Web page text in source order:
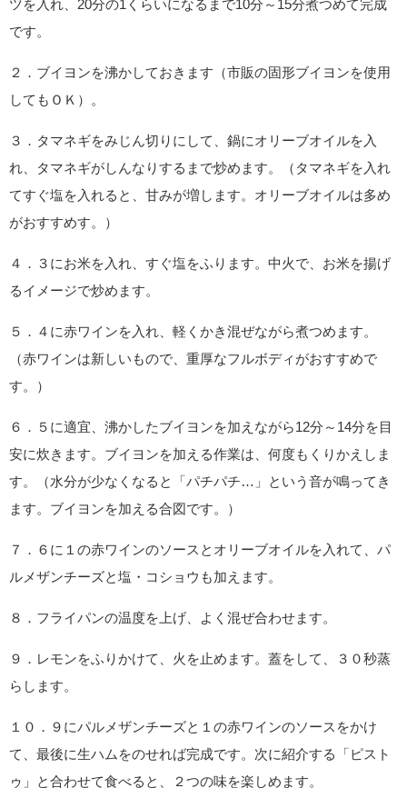
ツを入れ、20分の1くらいになるまで10分～15分煮つめて完成
です。
２．ブイヨンを沸かしておきます（市販の固形ブイヨンを使用
してもＯＫ）。
３．タマネギをみじん切りにして、鍋にオリーブオイルを入
れ、タマネギがしんなりするまで炒めます。（タマネギを入れ
てすぐ塩を入れると、甘みが増します。オリーブオイルは多め
がおすすめす。）
４．３にお米を入れ、すぐ塩をふります。中火で、お米を揚げ
るイメージで炒めます。
５．４に赤ワインを入れ、軽くかき混ぜながら煮つめます。
（赤ワインは新しいもので、重厚なフルボディがおすすめで
す。）
６．５に適宜、沸かしたブイヨンを加えながら12分～14分を目
安に炊きます。ブイヨンを加える作業は、何度もくりかえしま
す。（水分が少なくなると「パチパチ…」という音が鳴ってき
ます。ブイヨンを加える合図です。）
７．６に１の赤ワインのソースとオリーブオイルを入れて、パ
ルメザンチーズと塩・コショウも加えます。
８．フライパンの温度を上げ、よく混ぜ合わせます。
９．レモンをふりかけて、火を止めます。蓋をして、３０秒蒸
らします。
１０．９にパルメザンチーズと１の赤ワインのソースをかけ
て、最後に生ハムをのせれば完成です。次に紹介する「ピスト
ゥ」と合わせて食べると、２つの味を楽しめます。